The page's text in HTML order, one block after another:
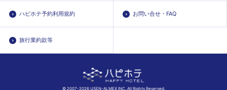
ハピホテ予約利用規約 お問い合せ・FAQ
旅行業約款等
© 2007-2026 USEN-ALMEX INC. All Rights Reserved.